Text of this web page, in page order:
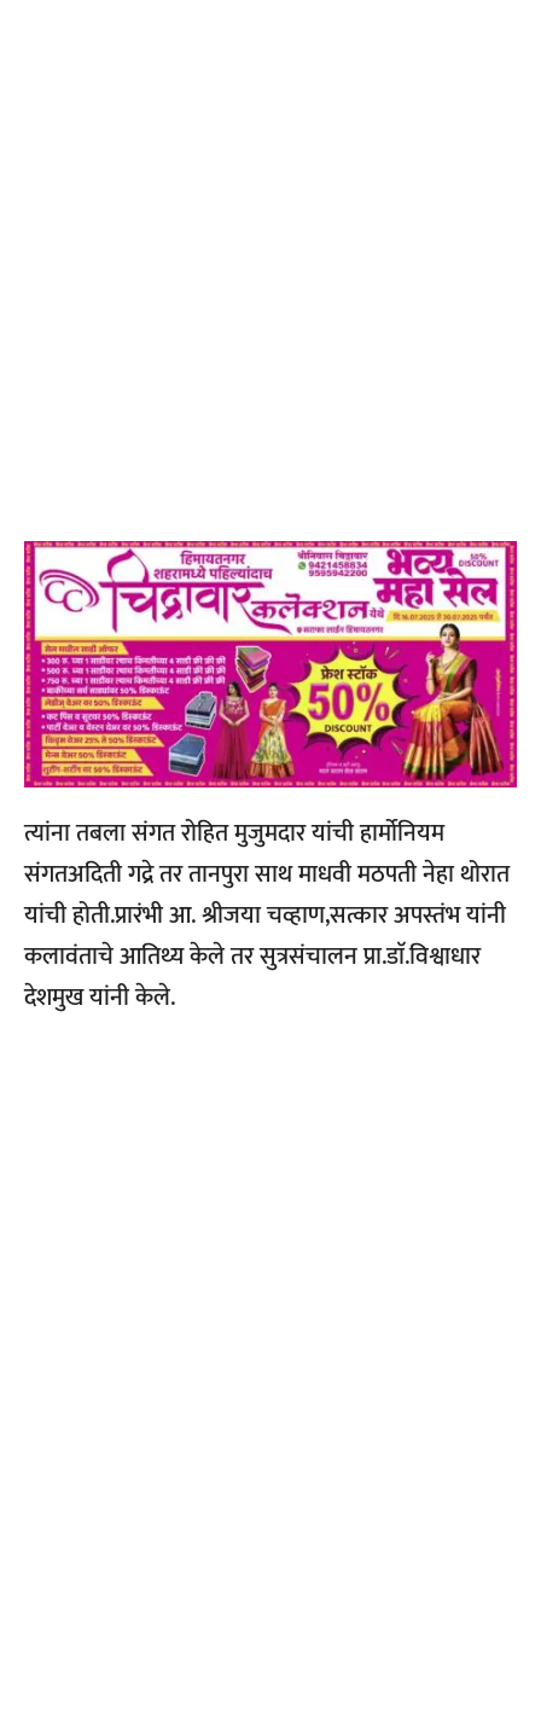
त्यांना तबला संगत रोहित मुजुमदार यांची हार्मोनियम
संगतअदिती गद्रे तर तानपुरा साथ माधवी मठपती नेहा थोरात
यांची होती.प्रारंभी आ. श्रीजया चव्हाण,सत्कार अपस्तंभ यांनी
कलावंताचे आतिथ्य केले तर सुत्रसंचालन प्रा.डाॅ.विश्वाधार
देशमुख यांनी केले.